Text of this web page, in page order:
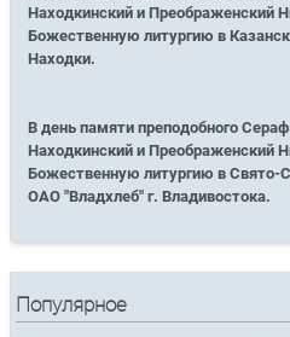
Находкинский и Преображенский
Божественную литургию в
Находки.
В день памяти преподобного
Находкинский и Преображенский
Божественную литургию в
ОАО "Владхлеб" г. Владивостока.
Популярное